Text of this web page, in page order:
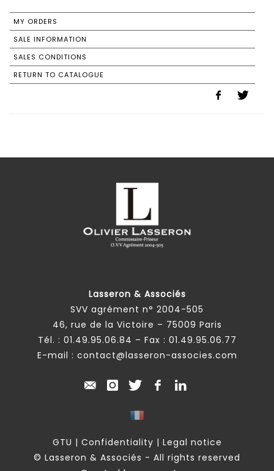
MY ORDERS
SALE INFORMATION
SALES CONDITIONS
RETURN TO CATALOGUE
Lasseron & Associés
SVV agrément n° 2004-505
46, rue de la Victoire – 75009 Paris
Tél. : 01.49.95.06.84 – Fax : 01.49.95.06.77
E-mail : contact@lasseron-associes.com
GTU | Confidentiality | Legal notice
© Lasseron & Associés - All rights reserved